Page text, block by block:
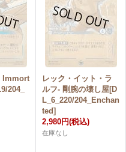
Immort
204_
レック・イット・ラ
ルフ- 剛腕の壊し屋[D
L_6_220/204_Enchan
ted]
2,980円(税込)
在庫なし